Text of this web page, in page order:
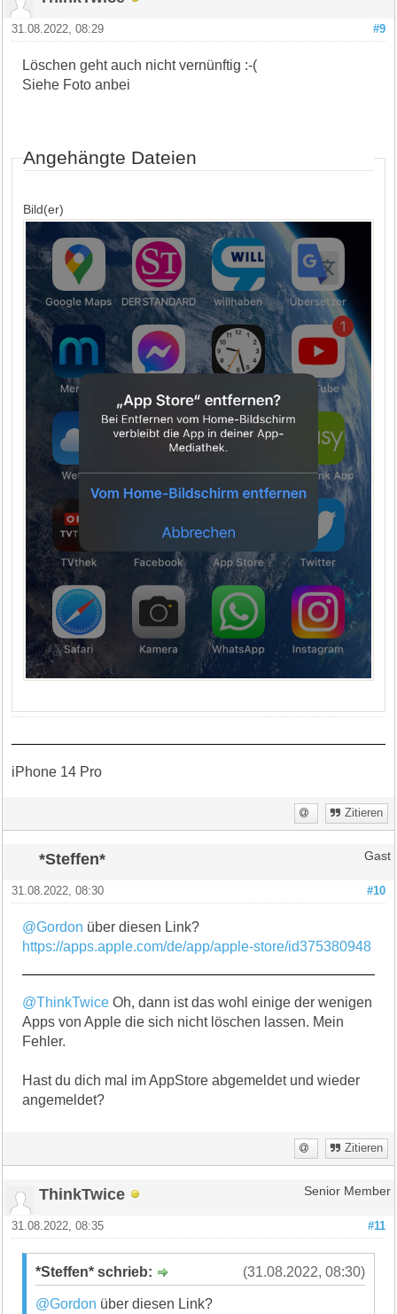
#9
31.08.2022, 08:29
Löschen geht auch nicht vernünftig :-(
Siehe Foto anbei
Angehängte Dateien
Bild(er)
iPhone 14 Pro
Zitieren
*Steffen* Gast
#10
31.08.2022, 08:30
@Gordon über diesen Link?
https://apps.apple.com/de/app/apple-store/id375380948
@ThinkTwice Oh, dann ist das wohl einige der wenigen
Apps von Apple die sich nicht löschen lassen. Mein
Fehler.
Hast du dich mal im AppStore abgemeldet und wieder
angemeldet?
Zitieren
ThinkTwice Senior Member
#11
31.08.2022, 08:35
(31.08.2022, 08:30)
*Steffen* schrieb:
@Gordon über diesen Link?